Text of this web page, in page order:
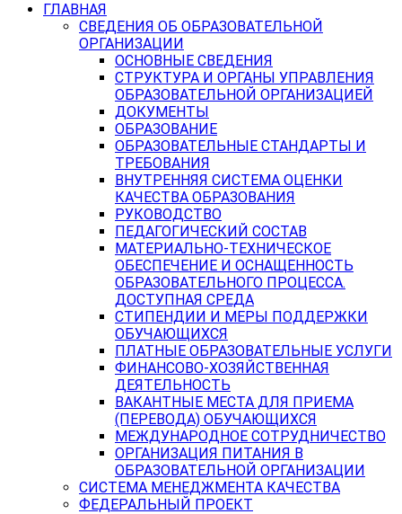
ГЛАВНАЯ
СВЕДЕНИЯ ОБ ОБРАЗОВАТЕЛЬНОЙ
ОРГАНИЗАЦИИ
ОСНОВНЫЕ СВЕДЕНИЯ
СТРУКТУРА И ОРГАНЫ УПРАВЛЕНИЯ
ОБРАЗОВАТЕЛЬНОЙ ОРГАНИЗАЦИЕЙ
ДОКУМЕНТЫ
ОБРАЗОВАНИЕ
ОБРАЗОВАТЕЛЬНЫЕ СТАНДАРТЫ И
ТРЕБОВАНИЯ
ВНУТРЕННЯЯ СИСТЕМА ОЦЕНКИ
КАЧЕСТВА ОБРАЗОВАНИЯ
РУКОВОДСТВО
ПЕДАГОГИЧЕСКИЙ СОСТАВ
МАТЕРИАЛЬНО-ТЕХНИЧЕСКОЕ
ОБЕСПЕЧЕНИЕ И ОСНАЩЕННОСТЬ
ОБРАЗОВАТЕЛЬНОГО ПРОЦЕССА.
ДОСТУПНАЯ СРЕДА
СТИПЕНДИИ И МЕРЫ ПОДДЕРЖКИ
ОБУЧАЮЩИХСЯ
ПЛАТНЫЕ ОБРАЗОВАТЕЛЬНЫЕ УСЛУГИ
ФИНАНСОВО-ХОЗЯЙСТВЕННАЯ
ДЕЯТЕЛЬНОСТЬ
ВАКАНТНЫЕ МЕСТА ДЛЯ ПРИЕМА
(ПЕРЕВОДА) ОБУЧАЮЩИХСЯ
МЕЖДУНАРОДНОЕ СОТРУДНИЧЕСТВО
ОРГАНИЗАЦИЯ ПИТАНИЯ В
ОБРАЗОВАТЕЛЬНОЙ ОРГАНИЗАЦИИ
СИСТЕМА МЕНЕДЖМЕНТА КАЧЕСТВА
ФЕДЕРАЛЬНЫЙ ПРОЕКТ